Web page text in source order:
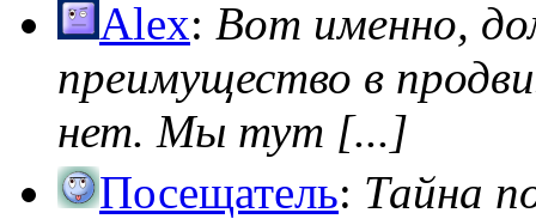
Alex: Вот именно,
преимущество в
нет. Мы тут [...]
Посещатель: Тайна